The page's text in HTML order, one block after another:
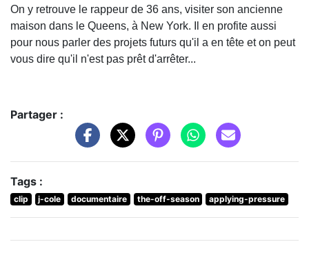
On y retrouve le rappeur de 36 ans, visiter son ancienne
maison dans le Queens, à New York. Il en profite aussi
pour nous parler des projets futurs qu'il a en tête et on peut
vous dire qu'il n'est pas prêt d'arrêter...
Partager :
Tags :
clip j-cole documentaire the-off-season applying-pressure